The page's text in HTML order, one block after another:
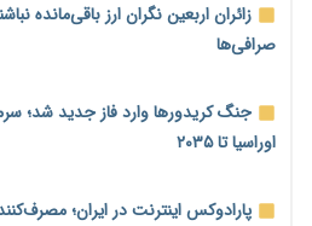
زائران اربعین نگران ارز باقی‌مانده
صرافی‌ها
اوراسیا تا ۲۰۳۵
پارادوکس اینترنت در ایران؛